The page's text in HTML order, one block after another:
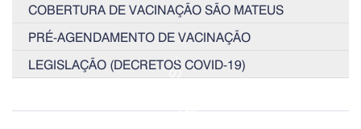
COBERTURA DE VACINAÇÃO SÃO MATEUS
PRÉ-AGENDAMENTO DE VACINAÇÃO
LEGISLAÇÃO (DECRETOS COVID-19)